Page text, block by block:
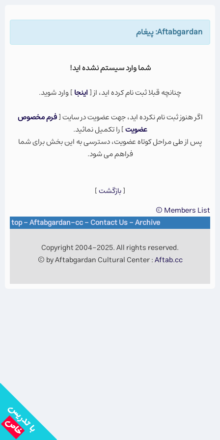
Aftabgardan: پيغام
شما وارد سيستم نشده ايد!
چنانچه قبلا ثبت نام كرده ايد، از [اينجا] وارد شويد.
اگر هنوز ثبت نام نكرده ايد، جهت عضویت در سایت [فرم مخصوص
عضویت] را تکمیل نمائید.
پس از طی مراحل کوتاه عضویت، دسترسی به این بخش برای شما
فراهم می شود.
[بازگشت]
Members List ©
top-Aftabgardan-cc-Contact Us -Archive
Copyright 2004-2025. All rights reserved.
© by Aftabgardan Cultural Center :Aftab.cc